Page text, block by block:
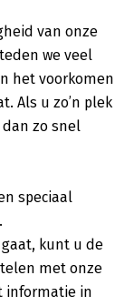
van onze
we veel
het voorkomen
Als u zo’n plek
zo snel
speciaal
.
kunt u de
met onze
informatie in